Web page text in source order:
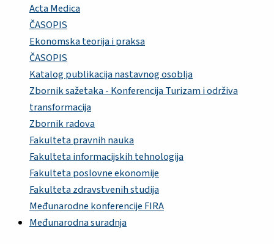
Acta Medica
ČASOPIS
Ekonomska teorija i praksa
ČASOPIS
Katalog publikacija nastavnog osoblja
Zbornik sažetaka - Konferencija Turizam i održiva
transformacija
Zbornik radova
Fakulteta pravnih nauka
Fakulteta informacijskih tehnologija
Fakulteta poslovne ekonomije
Fakulteta zdravstvenih studija
Međunarodne konferencije FIRA
Međunarodna suradnja